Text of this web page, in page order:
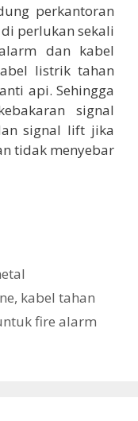
perkantoran
perlukan sekali
dan kabel
listrik tahan
api. Sehingga
signal
signal lift jika
tidak menyebar
, kabel tahan
fire alarm